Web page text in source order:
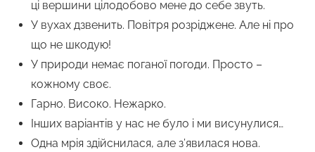
ці вершини цілодобово мене до себе звуть.
У вухах дзвенить. Повітря розріджене. Але ні про
що не шкодую!
У природи немає поганої погоди. Просто –
кожному своє.
Гарно. Високо. Нежарко.
Інших варіантів у нас не було і ми висунулися…
Одна мрія здійснилася, але з’явилася нова.